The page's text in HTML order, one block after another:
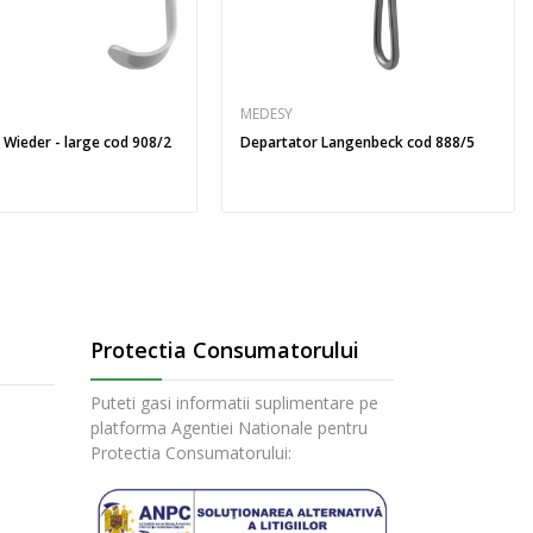
- large cod 908/2
MEDESY
Departator Langenbeck cod 888/5
Protectia Consumatorului
Puteti gasi informatii suplimentare pe
platforma Agentiei Nationale pentru
Protectia Consumatorului: